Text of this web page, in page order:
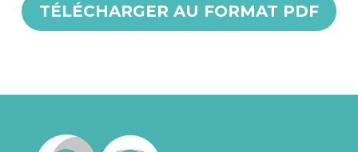
TÉLÉCHARGER AU FORMAT PDF